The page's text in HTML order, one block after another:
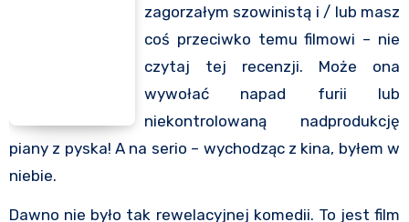
zagorzałym szowinistą i / lub masz
coś przeciwko temu filmowi – nie
czytaj tej recenzji. Może ona
wywołać napad furii lub
niekontrolowaną nadprodukcję
piany z pyska! A na serio – wychodząc z kina, byłem w
niebie.
Dawno nie było tak rewelacyjnej komedii. To jest film